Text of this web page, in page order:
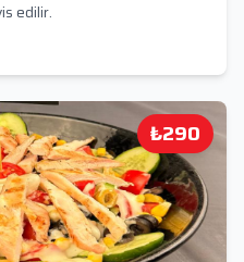
edilir.
₺290